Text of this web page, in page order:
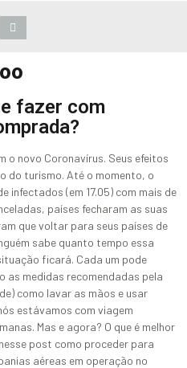
fazer com
o novo Coronavírus. Seus efeitos
do turismo. Até o momento, o
infectados (em 17.05) com mais de
países fecharam as suas
que voltar para seus países de
sabe quanto tempo essa
ficará. Cada um pode
as medidas recomendadas pela
como lavar as mãos e usar
estávamos com viagem
Mas e agora? O que é melhor
post como proceder para
aéreas em operação no